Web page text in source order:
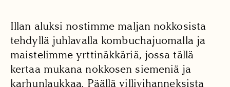
Illan aluksi nostimme maljan nokkosista
tehdyllä juhlavalla kombuchajuomalla ja
maistelimme yrttinäkkäriä, jossa tällä
kertaa mukana nokkosen siemeniä ja
karhunlaukkaa. Päällä villivihanneksista